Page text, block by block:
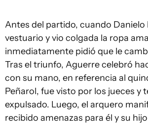
Antes del partido, cuando Danielo
vestuario y vio colgada la ropa
inmediatamente pidió que le
Tras el triunfo, Aguerre celebró
con su mano, en referencia al
Peñarol, fue visto por los jueces y
expulsado. Luego, el arquero
recibido amenazas para él y su